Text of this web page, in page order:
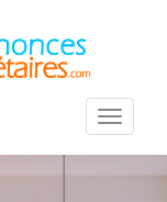
::Menu::